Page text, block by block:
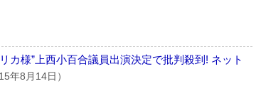
カ様”上西小百合議員出演決定で批判殺到! ネット
年8月14日）